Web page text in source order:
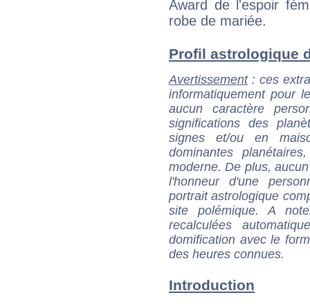
Award de l'espoir
robe de mariée.
Profil astrologique
Avertissement: ces
informatiquement pour
aucun caractère
significations des
signes et/ou en
dominantes
moderne. De plus,
l'honneur d'une
portrait astrologique
site polémique. A
recalculées
domification avec le
des heures connues.
Introduction